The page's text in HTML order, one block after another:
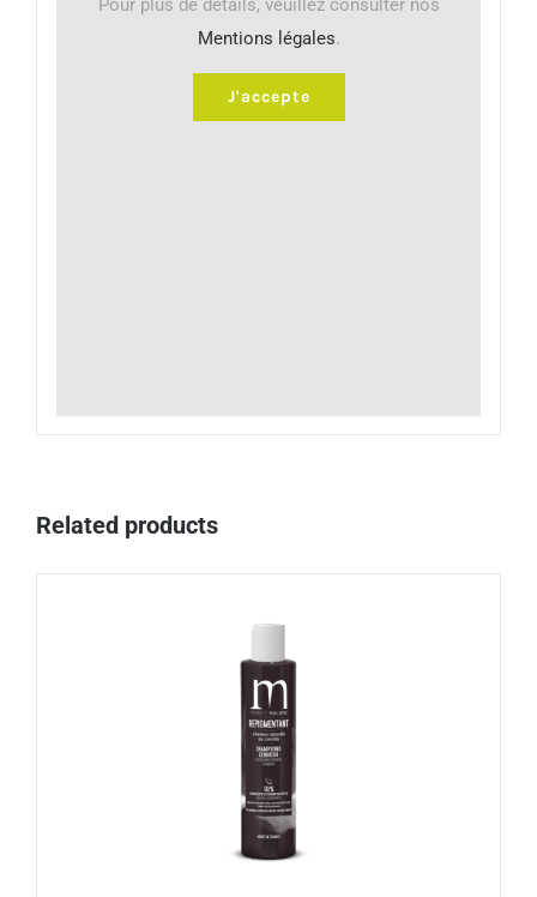
Pour plus de détails, veuillez consulter nos
Mentions légales.
J'accepte
Related products